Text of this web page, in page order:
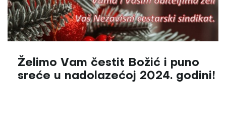
Želimo Vam čestit Božić i puno
sreće u nadolazećoj 2024. godini!